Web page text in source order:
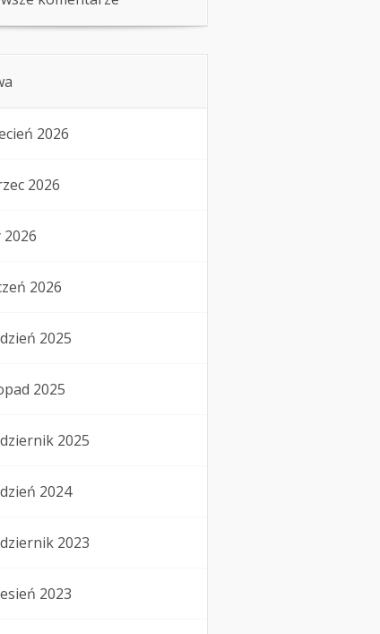
2026
2026
2026
2025
2025
2025
2024
2023
2023